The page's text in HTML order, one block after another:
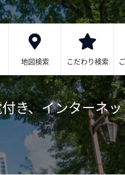
地図検索 こだわり検索
き、インターネ